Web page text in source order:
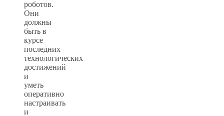
роботов.
Они
должны
быть в
курсе
последних
технологических
достижений
и
уметь
оперативно
настраивать
и